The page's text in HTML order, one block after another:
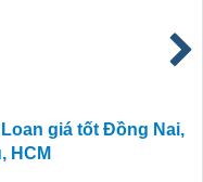
giá tốt Đồng Nai,
HCM